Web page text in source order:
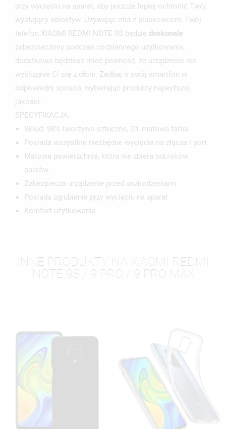
przy wycięciu na aparat, aby jeszcze lepiej ochronić Twój
wystający obiektyw. Używając etui z piaskowcem, Twój
telefon XIAOMI REDMI NOTE 9S będzie doskonale
zabezpieczony podczas codziennego użytkowania,
dodatkowo będziesz mieć pewność, że urządzenie nie
wyślizgnie Ci się z dłoni. Zadbaj o swój smartfon w
odpowiedni sposób, wybierając produkty najwyższej
jakości.
SPECYFIKACJA:
Skład: 98% tworzywo sztuczne, 2% matowa farba
Posiada wszystkie niezbędne wycięcia na złącza i port
Matowa powierzchnia, która nie zbiera odcisków
palców
Zabezpiecza urządzenie przed uszkodzeniami
Posiada zgrubienie przy wycięciu na aparat
Komfort użytkowania
INNE PRODUKTY NA XIAOMI REDMI
NOTE 9S / 9 PRO / 9 PRO MAX
MOJE LISTY ŻYCZEŃ
add_circle_outline UTWÓRZ NOWĄ LISTĘ
NAZWA LISTY ŻYCZEŃ
ANULUJ UTWÓRZ LISTĘ ŻYCZEŃ
MUSISZ BYĆ ZALOGOWANY BY ZAPISAĆ PRODUKTY NA
SWOJEJ LIŚCIE ŻYCZEŃ.